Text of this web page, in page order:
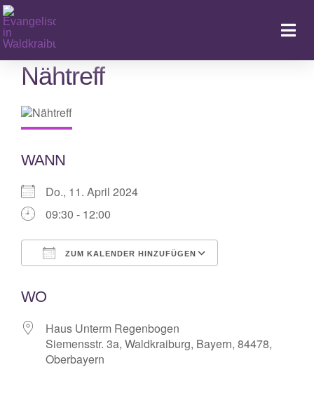
Zum
Inhalt
springen
Nähtreff
WANN
Do., 11. April 2024
09:30 - 12:00
ZUM KALENDER HINZUFÜGEN
WO
Haus Unterm Regenbogen
Siemensstr. 3a, Waldkraiburg, Bayern, 84478,
Oberbayern